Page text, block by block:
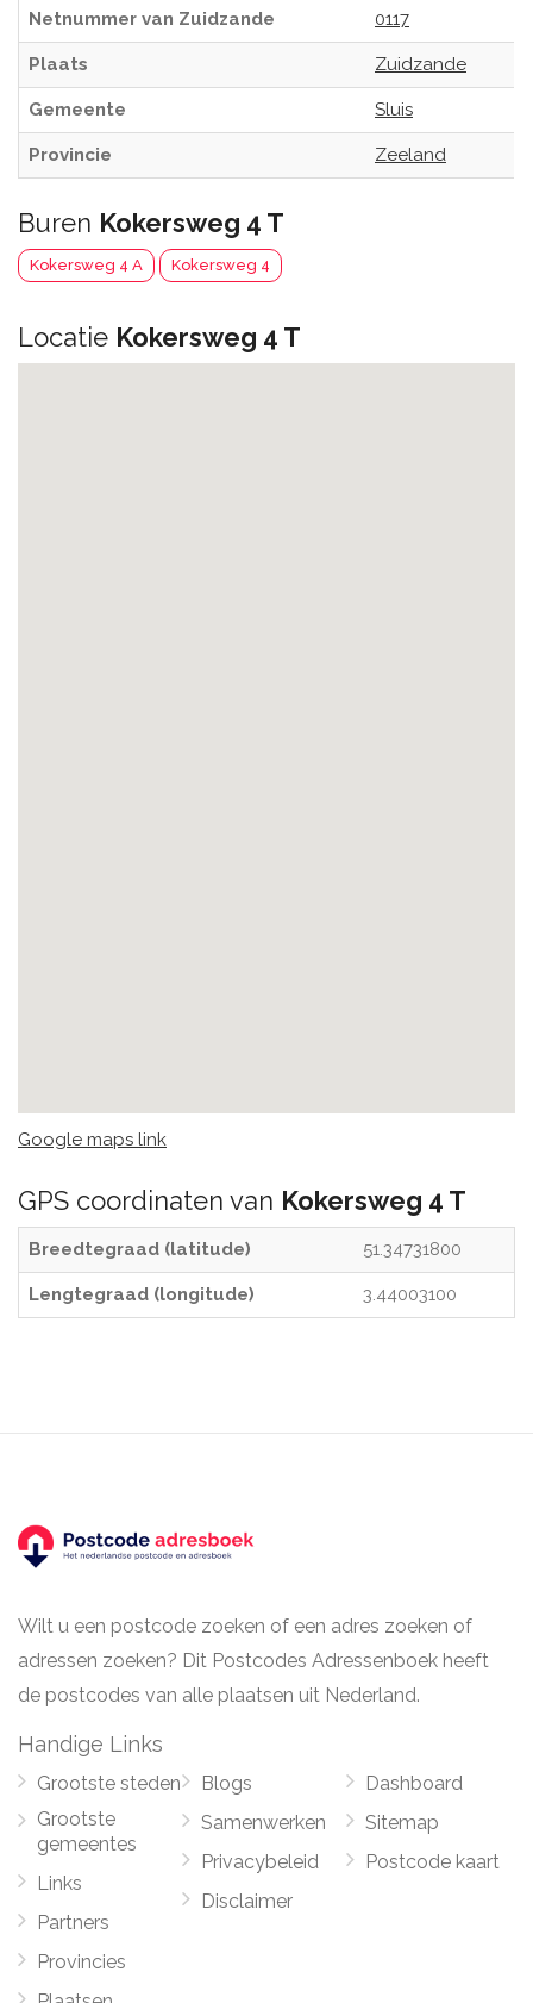
Netnummer van Zuidzande 0117
Plaats Zuidzande
Gemeente Sluis
Provincie Zeeland
Buren Kokersweg 4 T
Kokersweg 4 A Kokersweg 4
Locatie Kokersweg 4 T
Google maps link
GPS coordinaten van Kokersweg 4 T
Breedtegraad (latitude) 51.34731800
Lengtegraad (longitude) 3.44003100
Wilt u een postcode zoeken of een adres zoeken of
adressen zoeken? Dit Postcodes Adressenboek heeft
de postcodes van alle plaatsen uit Nederland.
Handige Links
Grootste steden
Grootste
gemeentes
Links
Partners
Provincies
Blogs
Samenwerken
Privacybeleid
Disclaimer
Dashboard
Sitemap
Postcode kaart